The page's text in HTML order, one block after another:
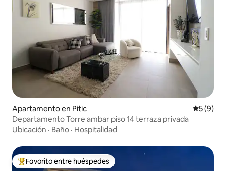
Apartamento en Pitic
5 (9)
Departamento Torre ambar piso 14 terraza privada
Ubicación · Baño · Hospitalidad
Favorito entre huéspedes preferido
Favorito entre huéspedes